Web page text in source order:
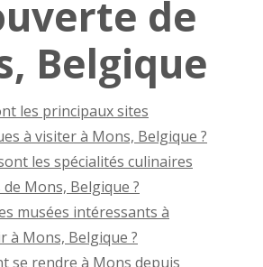
de
Belgique
les principaux sites
à visiter à Mons, Belgique ?
les spécialités culinaires
Mons, Belgique ?
musées intéressants à
à Mons, Belgique ?
se rendre à Mons depuis